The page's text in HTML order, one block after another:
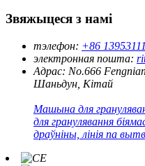
Звяжыцеся з намі
тэлефон: +86
электронная пошта:
Адрас: No.666
Шаньдун, Кітай
Машына для
для гранулявання
драўніны, лінія па